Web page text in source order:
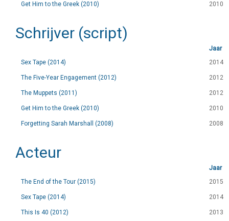
Get Him to the Greek (2010) 2010
Schrijver (script)
Jaar
Sex Tape (2014)
2014
The Five-Year Engagement (2012) 2012
The Muppets (2011) 2012
Get Him to the Greek (2010) 2010
Forgetting Sarah Marshall (2008) 2008
Acteur
Jaar
The End of the Tour (2015)
2015
Sex Tape (2014) 2014
This Is 40 (2012) 2013